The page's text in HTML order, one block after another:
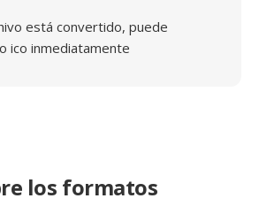
está convertido, puede
ico inmediatamente
los formatos